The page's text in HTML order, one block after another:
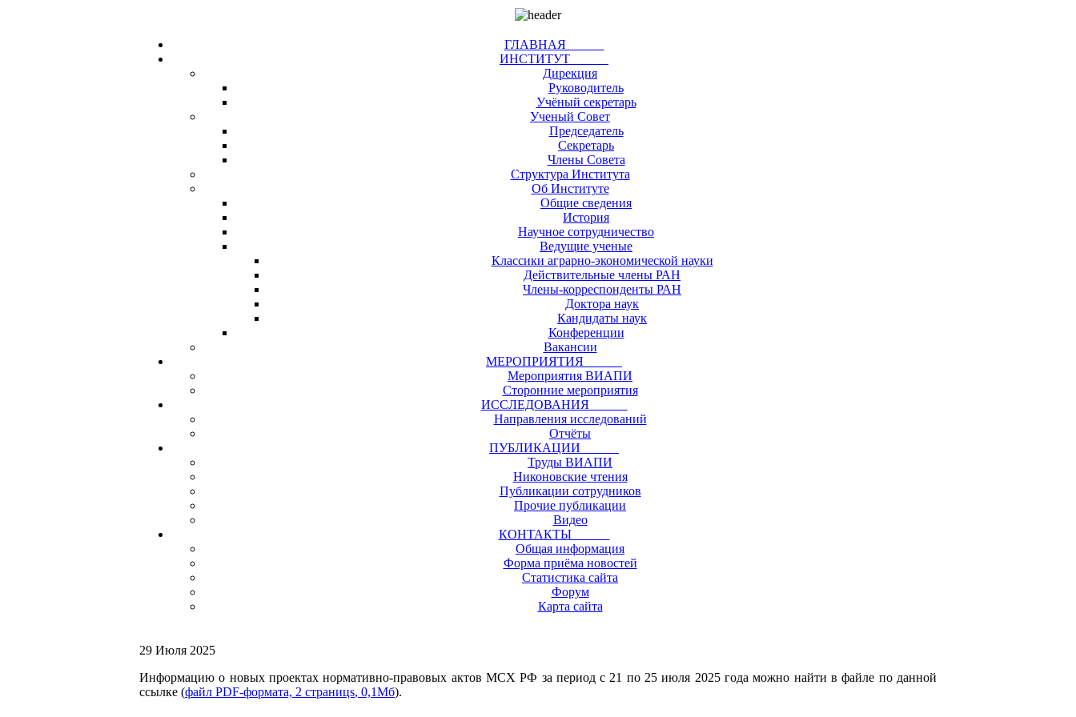
ГЛАВНАЯ
ИНСТИТУТ
Дирекция
Руководитель
Учёный секретарь
Ученый Совет
Председатель
Секретарь
Члены Совета
Структура Института
Об Институте
Общие сведения
История
Научное сотрудничество
Ведущие ученые
Классики аграрно-экономической науки
Действительные члены РАН
Члены-корреспонденты РАН
Доктора наук
Кандидаты наук
Конференции
Вакансии
МЕРОПРИЯТИЯ
Мероприятия ВИАПИ
Сторонние мероприятия
ИССЛЕДОВАНИЯ
Направления исследований
Отчёты
ПУБЛИКАЦИИ
Труды ВИАПИ
Никоновские чтения
Публикации сотрудников
Прочие публикации
Видео
КОНТАКТЫ
Общая информация
Форма приёма новостей
Статистика сайта
Форум
Карта сайта
29 Июля 2025
Информацию о новых проектах нормативно-правовых актов МСХ РФ за период с 21 по 25 июля 2025 года можно найти в файле по данной
ссылке (файл PDF-формата, 2 страницs, 0,1Мб).